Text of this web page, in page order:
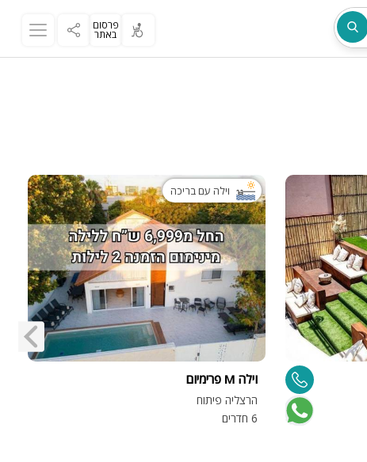
פרסום
באתר
וילה עם בריכה
וילה M פרימיום
הרצליה פיתוח
6 חדרים